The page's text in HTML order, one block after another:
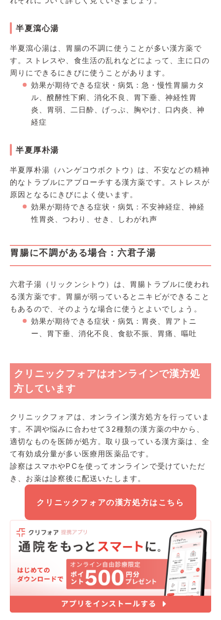
半夏瀉心湯
半夏瀉心湯は、胃腸の不調に使うことが多い漢方薬で
す。ストレスや、食生活の乱れなどによって、主に口の
周りにできるにきびに使うことがあります。
効果が期待できる症状・病気：急・慢性胃腸カタ
ル、醗酵性下痢、消化不良、胃下垂、神経性胃
炎、胃弱、二日酔、げっぷ、胸やけ、口内炎、神
経症
半夏厚朴湯
半夏厚朴湯（ハンゲコウボクトウ）は、不安などの精神
的なトラブルにアプローチする漢方薬です。ストレスが
原因となるにきびによく使います。
効果が期待できる症状・病気：不安神経症、神経
性胃炎、つわり、せき、しわがれ声
胃腸に不調がある場合：六君子湯
六君子湯（リックンシトウ）は、胃腸トラブルに使われ
る漢方薬です。胃腸が弱っているとニキビができること
もあるので、そのような場合に使うとよいでしょう。
効果が期待できる症状・病気：胃炎、胃アトニ
ー、胃下垂、消化不良、食欲不振、胃痛、嘔吐
クリニックフォアはオンラインで漢方処
方しています
クリニックフォアは、オンライン漢方処方を行っていま
す。不調や悩みに合わせて32種類の漢方薬の中から、
適切なものを医師が処方。取り扱っている漢方薬は、全
て有効成分量が多い医療用医薬品です。
診察はスマホやPCを使ってオンラインで受けていただ
き、お薬は診察後に配送いたします。
クリニックフォアの漢方処方はこちら